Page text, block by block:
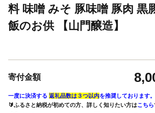
料 味噌 みそ 豚味噌 豚肉 黒
飯のお供 【山門醸造】
寄付金額
一度に決済する 返礼品数は３つ以内を推奨しております。
🔰ふるさと納税が初めての方、詳しく知りたい方はこちら